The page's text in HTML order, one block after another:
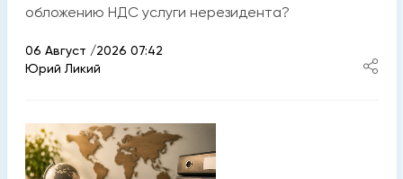
обложению НДС услуги нерезидента?
06 Август /2026 07:42
Юрий Ликий